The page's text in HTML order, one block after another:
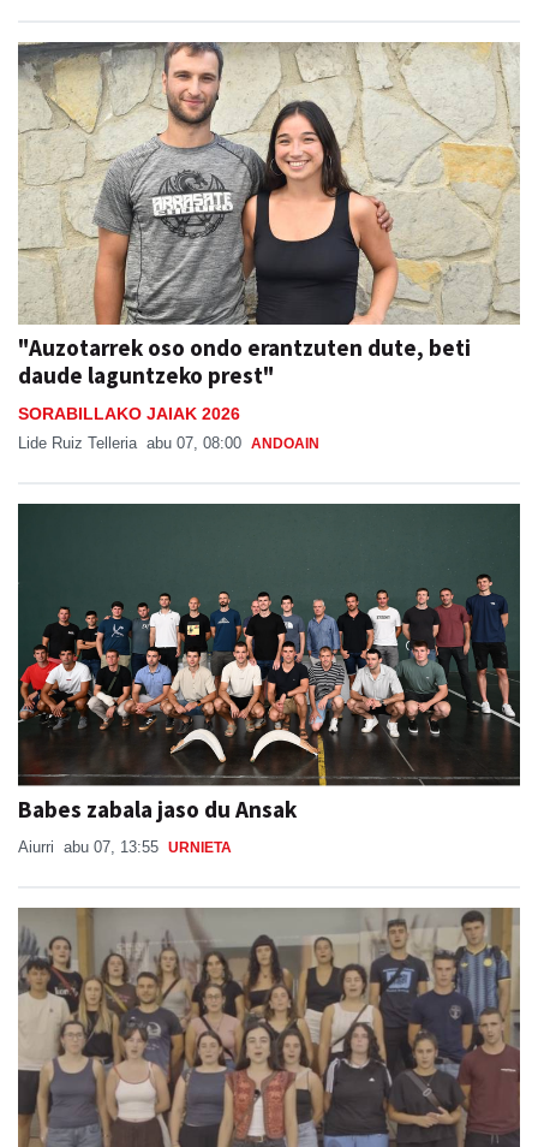
"Auzotarrek oso ondo erantzuten dute, beti
daude laguntzeko prest"
SORABILLAKO JAIAK 2026
Lide Ruiz Telleria abu 07, 08:00 ANDOAIN
Babes zabala jaso du Ansak
Aiurri abu 07, 13:55 URNIETA